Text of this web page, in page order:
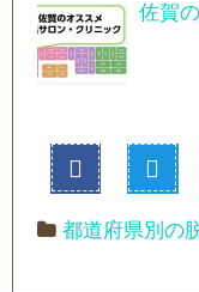
佐賀
都道府県別の